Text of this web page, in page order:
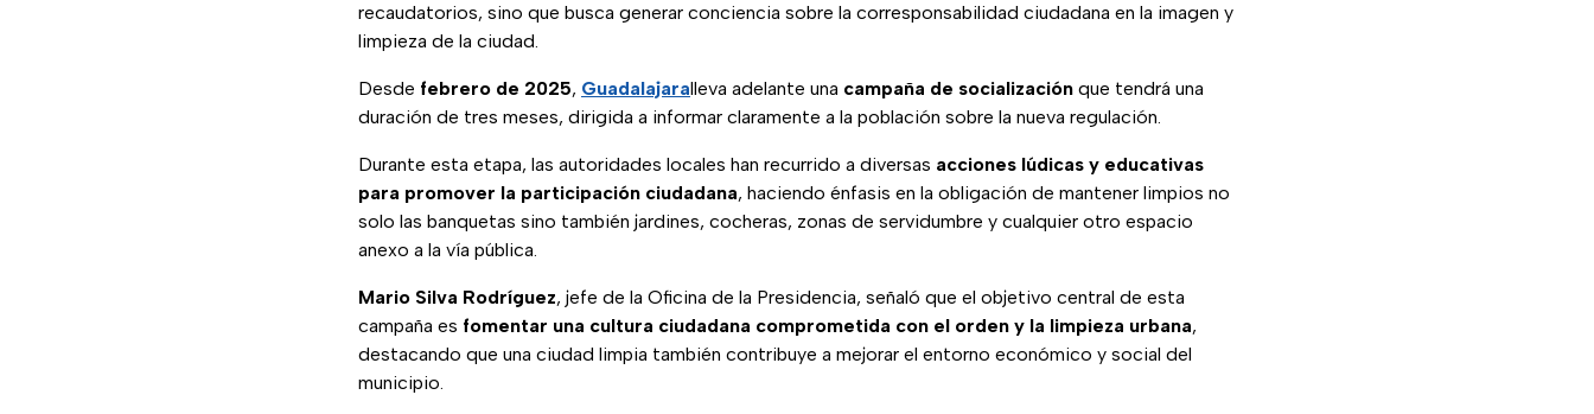
recaudatorios, sino que busca generar conciencia sobre la corresponsabilidad ciudadana en la imagen y
limpieza de la ciudad.
Desde febrero de 2025, Guadalajaralleva adelante una campaña de socialización que tendrá una
duración de tres meses, dirigida a informar claramente a la población sobre la nueva regulación.
Durante esta etapa, las autoridades locales han recurrido a diversas acciones lúdicas y educativas
para promover la participación ciudadana, haciendo énfasis en la obligación de mantener limpios no
solo las banquetas sino también jardines, cocheras, zonas de servidumbre y cualquier otro espacio
anexo a la vía pública.
Mario Silva Rodríguez, jefe de la Oficina de la Presidencia, señaló que el objetivo central de esta
campaña es fomentar una cultura ciudadana comprometida con el orden y la limpieza urbana,
destacando que una ciudad limpia también contribuye a mejorar el entorno económico y social del
municipio.